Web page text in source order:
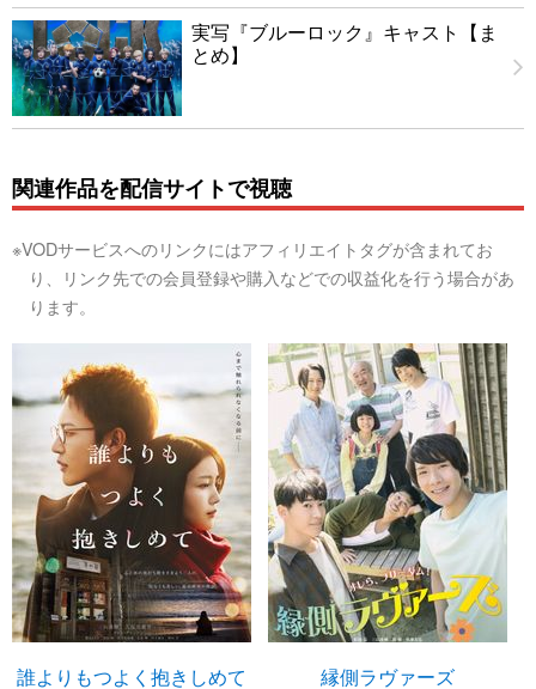
実写『ブルーロック』キャスト【ま
とめ】
関連作品を配信サイトで視聴
※VODサービスへのリンクにはアフィリエイトタグが含まれてお
り、リンク先での会員登録や購入などでの収益化を行う場合があ
ります。
誰よりもつよく抱きしめて 縁側ラヴァーズ